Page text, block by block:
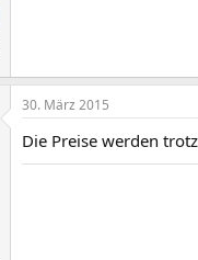
30. März 2015
Die Preise werden